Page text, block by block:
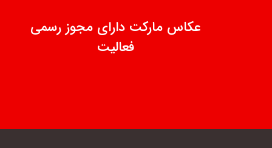
عکاس مارکت دارای مجوز رسمی
فعالیت